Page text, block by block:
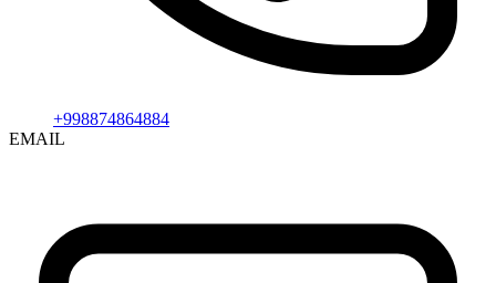
+998874864884
EMAIL